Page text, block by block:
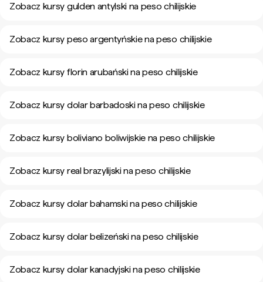
Zobacz kursy gulden antylski na peso chilijskie
Zobacz kursy peso argentyńskie na peso chilijskie
Zobacz kursy florin arubański na peso chilijskie
Zobacz kursy dolar barbadoski na peso chilijskie
Zobacz kursy boliviano boliwijskie na peso chilijskie
Zobacz kursy real brazylijski na peso chilijskie
Zobacz kursy dolar bahamski na peso chilijskie
Zobacz kursy dolar belizeński na peso chilijskie
Zobacz kursy dolar kanadyjski na peso chilijskie